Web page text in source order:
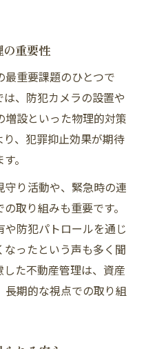
重要性
重要課題のひとつで
、防犯カメラの設置や
設といった物理的対策
、犯罪抑止効果が期待
。
守り活動や、緊急時の連
取り組みも重要です。
防犯パトロールを通じ
ったという声も多く聞
た不動産管理は、資産
期的な視点での取り組